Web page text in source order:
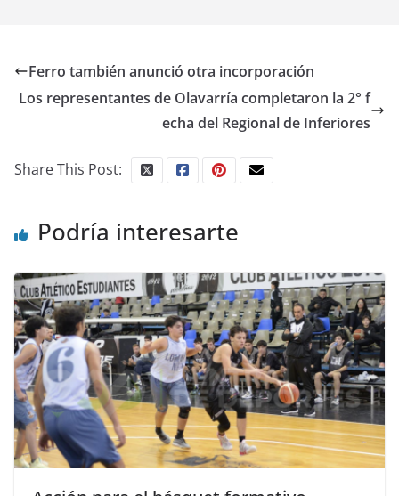
Ferro también anunció otra incorporación
Los representantes de Olavarría completaron la 2° f
echa del Regional de Inferiores
Share This Post:
Podría interesarte